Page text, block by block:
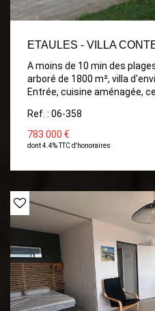
ETAULES - VILLA
A moins de 10 min des
arboré de 1800 m², villa d'environ 322m² comprenant :
Entrée, cuisine aménagée,
jeux, patio, salle de bain, salle d'eau, 2
chambres, salle de bains,
sol de 70 m² Piscine
Ref. : 06-358
783 000 €
dont 4.4% TTC d'honoraires